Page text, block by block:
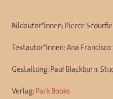
Bildautor*innen:Pierce
Textautor*innen:Ana
Gestaltung:Paul Blackburn,
Verlag:Park Books